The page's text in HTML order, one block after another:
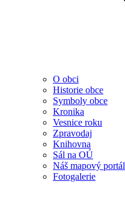
O obci
Historie obce
Symboly obce
Kronika
Vesnice roku
Zpravodaj
Knihovna
Sál na OÚ
Náš mapový portál
Fotogalerie